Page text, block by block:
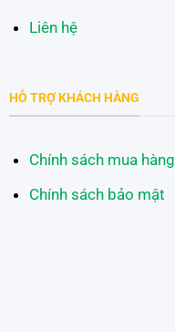
Liên hệ
HỖ TRỢ KHÁCH HÀNG
Chính sách mua hàng
Chính sách bảo mật